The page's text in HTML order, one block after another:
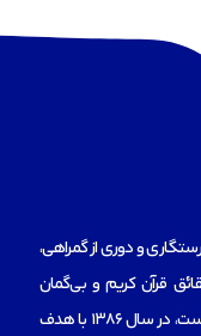
و دوری از گمراهی،
قرآن کریم و بی‌گمان
معارف اعتقادی سرلوحه آموزه‌های ائمه معصومان است، در سال 1386 با هدف